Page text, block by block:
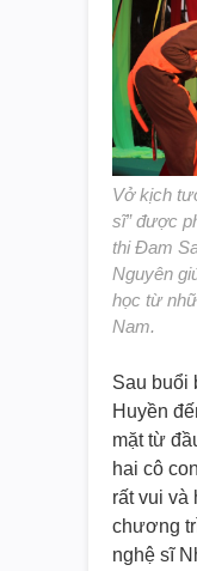
Vở kịch
sĩ” được
thi Đam
Nguyên
học từ
Nam.
Sau buổi
Huyền
mặt từ
hai cô
rất vui và
chương
nghệ sĩ